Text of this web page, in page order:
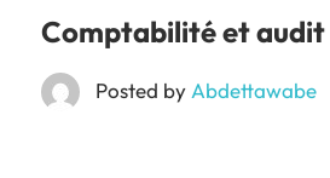
ENCG
Comptabilité et audit
Posted by Abdettawabe